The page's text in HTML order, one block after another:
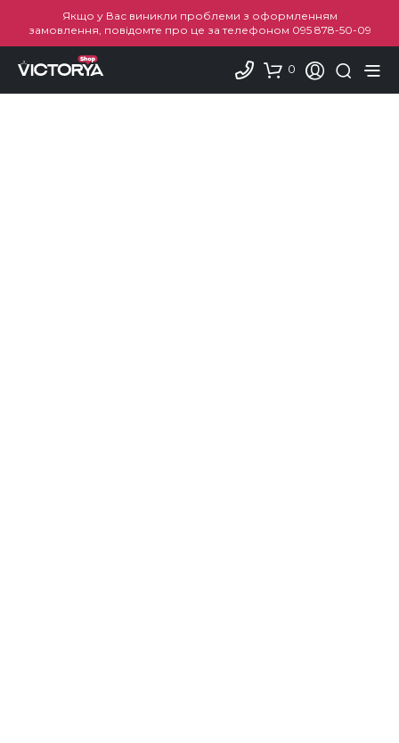
Якщо у Вас виникли проблеми з оформленням
замовлення, повідомте про це за телефоном 095 878-50-09
0